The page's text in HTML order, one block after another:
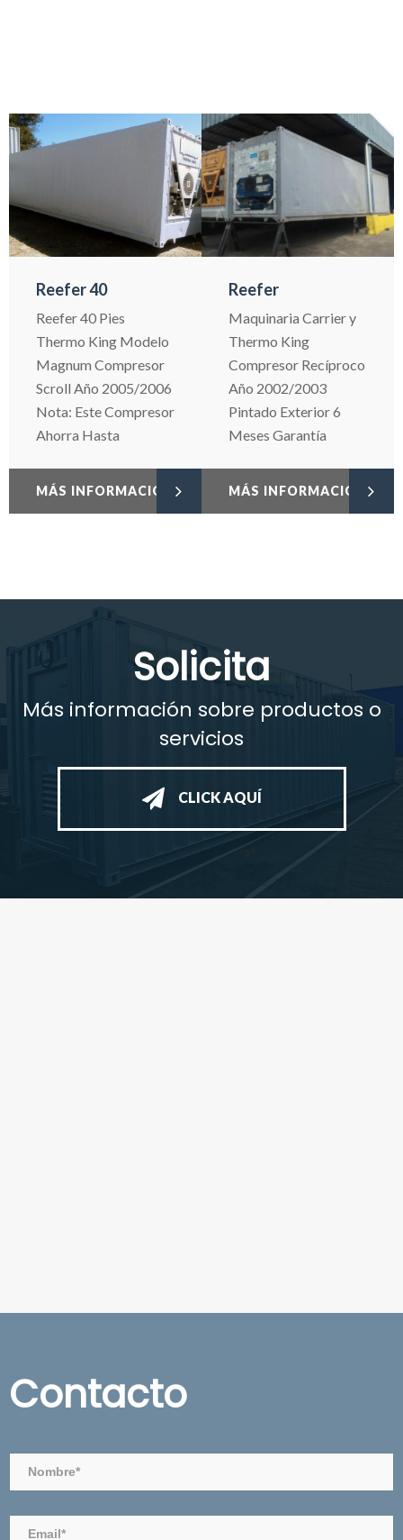
Reefer 40
Reefer 40 Pies
Thermo King Modelo
Magnum Compresor
Scroll Año 2005/2006
Nota: Este Compresor
Ahorra Hasta
MÁS INFORMACIÓN
Reefer
Maquinaria Carrier y
Thermo King
Compresor Recíproco
Año 2002/2003
Pintado Exterior 6
Meses Garantía
MÁS INFORMACIÓN
Solicita
Más información sobre productos o
servicios
CLICK AQUÍ
Contacto